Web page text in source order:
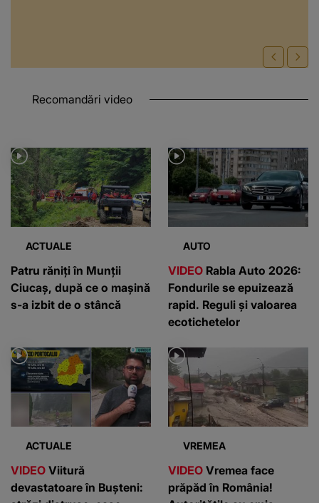
Recomandări video
ACTUALE
Patru răniți în Munții
Ciucaș, după ce o mașină
s-a izbit de o stâncă
AUTO
VIDEO Rabla Auto 2026:
Fondurile se epuizează
rapid. Reguli și valoarea
ecotichetelor
ACTUALE
VIDEO Viitură
devastatoare în Bușteni:
VREMEA
VIDEO Vremea face
prăpăd în România!